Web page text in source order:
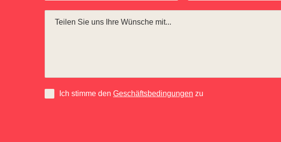
Ich stimme den Geschäftsbedingungen zu